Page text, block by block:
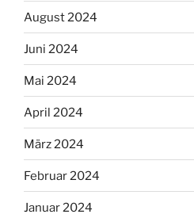
August 2024
Juni 2024
Mai 2024
April 2024
März 2024
Februar 2024
Januar 2024